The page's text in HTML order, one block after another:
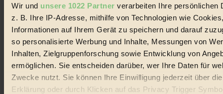
Wir und unsere 1022 Partner verarbeiten Ihre persönlichen
z. B. Ihre IP-Adresse, mithilfe von Technologien wie
Informationen auf Ihrem Gerät zu speichern und darauf
so personalisierte Werbung und Inhalte, Messungen von
Inhalten, Zielgruppenforschung sowie Entwicklung von
ermöglichen. Sie entscheiden darüber, wer Ihre Daten für
Zwecke nutzt. Sie können Ihre Einwilligung jederzeit über
Erklärung oder durch Klicken auf das Privacy Trigger
Lebensmittel
Natur